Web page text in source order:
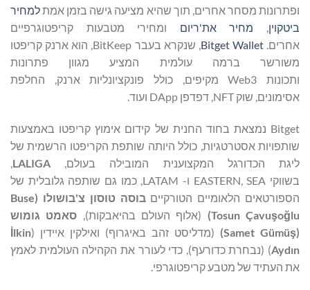
ופתרונות מסחר אחרים, תוך שהיא מציעה גישה בזמן אמתלמחיר
ביטקוין, מחיר את'ריום ומחירי מטבעות קריפטוגרפיים
אחרים.Bitget Wallet
, שנקרא בעבר BitKeep, הוא ארנק קריפטו
משורשר ברמה עולמית המציע מגוון פתרונות
ותכונות Web3 מקיפים, כולל פונקציונליות ארנק, החלפת
אסימונים, שוק NFT, דפדפן DApp ועוד.
Bitget נמצאת בחוד החנית של קידום אימוץ קריפטו באמצעות
שותפויות אסטרטגיות, כולל היותה שותפת הקריפטו הרשמית של
ליגת הכדורגל המקצוענית המובילה בעולם, LALIGA
בשווקי EASTERN, SEA ו- LATAM, כמו גם שותפה גלובלית של
הספורטאים הלאומיים הטורקיים בוסה טוסון צ'בושולו (Buse
Tosun Çavuşoğlu
) (אלוף העולם בהיאבקות), סאמט גומוש
(
Samet Gümüş
) (מדליסט זהב באיגרוף) ואילקין איידין ( İlkin
Aydın) (נבחרת כדורעף), כדי לעורר את הקהילה העולמית לאמץ
את העתיד של מטבע קריפטוגרפי.